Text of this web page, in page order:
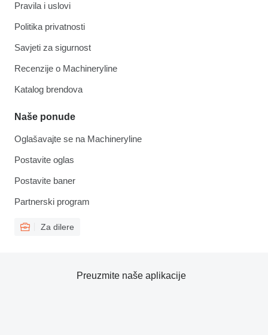
Pravila i uslovi
Politika privatnosti
Savjeti za sigurnost
Recenzije o Machineryline
Katalog brendova
Naše ponude
Oglašavajte se na Machineryline
Postavite oglas
Postavite baner
Partnerski program
Za dilere
Preuzmite naše aplikacije